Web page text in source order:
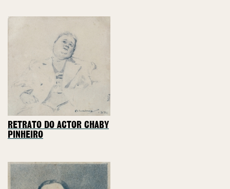
RETRATO DO ACTOR CHABY
PINHEIRO